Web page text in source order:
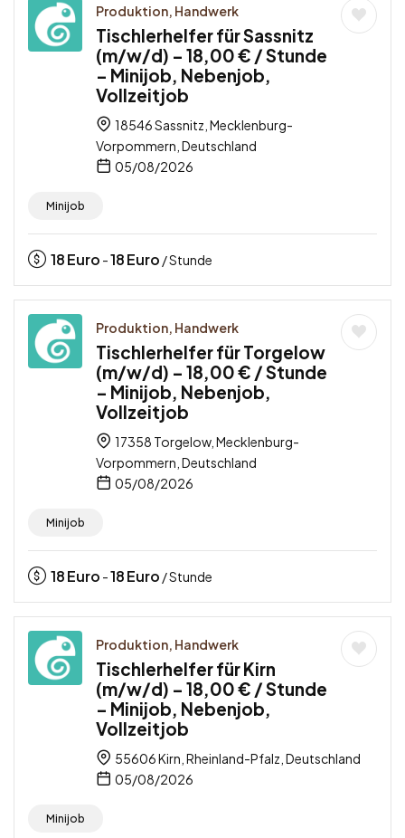
Produktion, Handwerk
Tischlerhelfer für Sassnitz
(m/w/d) – 18,00 € / Stunde
– Minijob, Nebenjob,
Vollzeitjob
18546 Sassnitz, Mecklenburg-
Vorpommern, Deutschland
05/08/2026
Minijob
18Euro -18Euro / Stunde
Produktion, Handwerk
Tischlerhelfer für Torgelow
(m/w/d) – 18,00 € / Stunde
– Minijob, Nebenjob,
Vollzeitjob
17358 Torgelow, Mecklenburg-
Vorpommern, Deutschland
05/08/2026
Minijob
18Euro -18Euro / Stunde
Produktion, Handwerk
Tischlerhelfer für Kirn
(m/w/d) – 18,00 € / Stunde
– Minijob, Nebenjob,
Vollzeitjob
55606 Kirn, Rheinland-Pfalz, Deutschland
05/08/2026
Minijob